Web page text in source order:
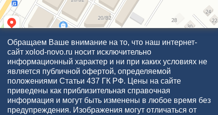
Обращаем Ваше внимание на то, что наш интернет-
сайт xolod-novo.ru носит исключительно
информационный характер и ни при каких условиях не
является публичной офертой, определяемой
положениями Статьи 437 ГК РФ. Цены на сайте
приведены как приблизительная справочная
информация и могут быть изменены в любое время без
предупреждения. Изображения могут отличаться от